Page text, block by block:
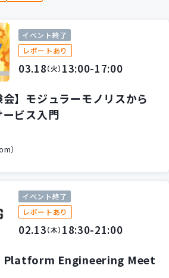
教材購入
Contact
イベント終了
レポートあり
03.18（火） 13:00-17:00
会】モジュラーモノリスから
ビス入門
）
イベント終了
レポートあり
02.13（木） 18:30-21:00
Platform Engineering Meet